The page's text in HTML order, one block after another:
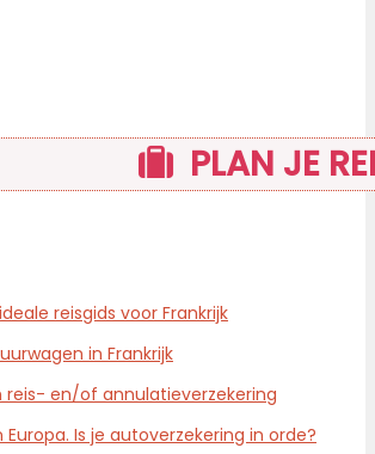
PLAN JE
reisgids voor Frankrijk
in Frankrijk
reis- en/of annulatieverzekering
Europa. Is je autoverzekering in orde?